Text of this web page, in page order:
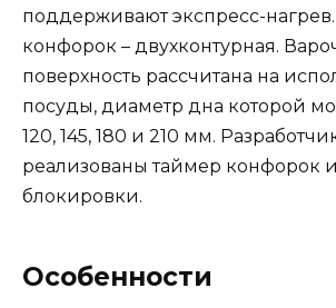
поддерживают экспресс-
конфорок – двухконтурная.
поверхность рассчитана на
посуды, диаметр дна которой
120, 145, 180 и 210 мм.
реализованы таймер конфорок
блокировки.
Особенности